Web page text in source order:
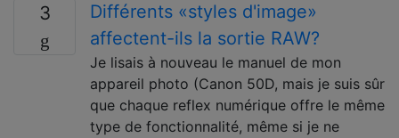
3
Différents «styles d'image»
affectent-ils la sortie RAW?
Je lisais à nouveau le manuel de mon
appareil photo (Canon 50D, mais je suis sûr
que chaque reflex numérique offre le même
type de fonctionnalité, même si je ne